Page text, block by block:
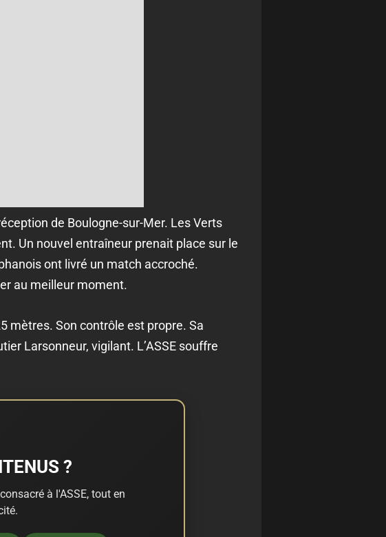
de Boulogne-sur-Mer. Les Verts
Un nouvel entraîneur prenait place sur le
ont livré un match accroché.
au meilleur moment.
mètres. Son contrôle est propre. Sa
Larsonneur, vigilant. L’ASSE souffre
?
à l'ASSE, tout en